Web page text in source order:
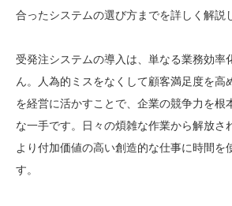
合ったシステムの選び方までを詳しく解説
受発注システムの導入は、単なる業務効率
ん。人為的ミスをなくして顧客満足度を高
を経営に活かすことで、企業の競争力を根
な一手です。日々の煩雑な作業から解放さ
より付加価値の高い創造的な仕事に時間を
す。